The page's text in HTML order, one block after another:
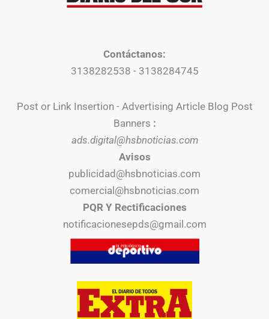
Contáctanos:
3138282538 - 3138284745
Post or Link Insertion - Advertising Article Blog Post
Banners :
ads.digital@hsbnoticias.com
Avisos
publicidad@hsbnoticias.com
comercial@hsbnoticias.com
PQR Y Rectificaciones
notificacionesepds@gmail.com